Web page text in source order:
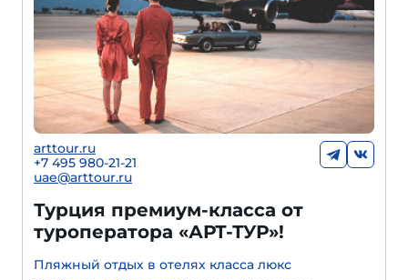
arttour.ru
+7 495 980-21-21
uae@arttour.ru
Турция премиум-класса от
туроператора «АРТ-ТУР»!
Пляжный отдых в отелях класса люкс